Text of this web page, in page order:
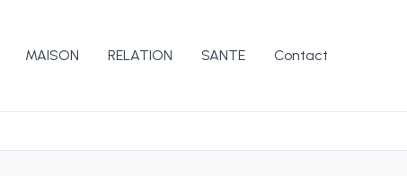
MAISON RELATION SANTE Contact